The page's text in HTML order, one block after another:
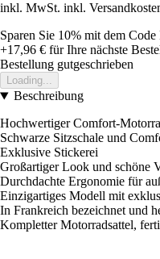
inkl. MwSt. inkl.
Sparen Sie 10% mit dem Code
+17,96 € für Ihre nächste
Bestellung gutgeschrieben
Loading...
Beschreibung
Hochwertiger Comfort-
Schwarze Sitzschale und
Exklusive Stickerei
Großartiger Look und schöne
Durchdachte Ergonomie für
Einzigartiges Modell mit
In Frankreich bezeichnet und
Kompletter Motorradsattel,